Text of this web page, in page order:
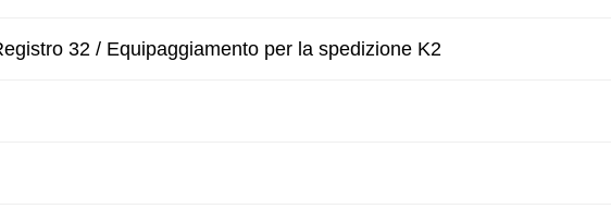
32 / Equipaggiamento per la spedizione K2